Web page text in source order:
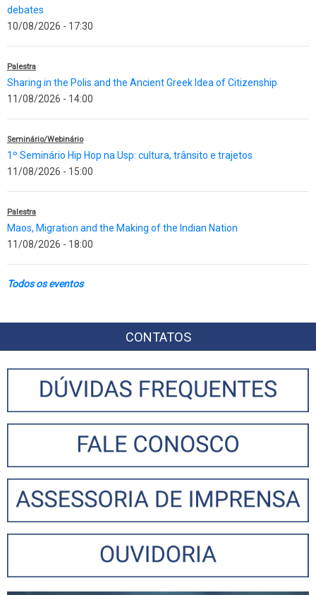
debates
10/08/2026 - 17:30
Palestra
Sharing in the Polis and the Ancient Greek Idea of Citizenship
11/08/2026 - 14:00
Seminário/Webinário
1º Seminário Hip Hop na Usp: cultura, trânsito e trajetos
11/08/2026 - 15:00
Palestra
Maos, Migration and the Making of the Indian Nation
11/08/2026 - 18:00
Todos os eventos
CONTATOS